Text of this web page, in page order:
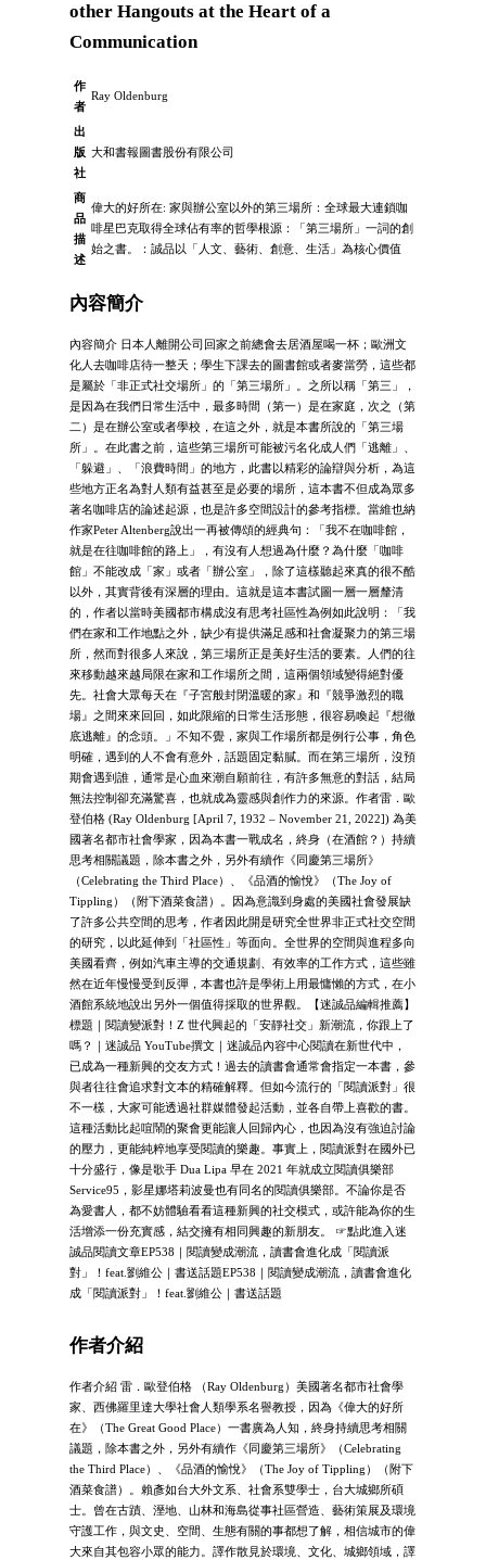
other Hangouts at the Heart of a
Communication
作
者
Ray Oldenburg
出
版
社
大和書報圖書股份有限公司
商
品
描
述
偉大的好所在: 家與辦公室以外的第三場所：全球最大連鎖咖
啡星巴克取得全球佔有率的哲學根源：「第三場所」一詞的創
始之書。：誠品以「人文、藝術、創意、生活」為核心價值
內容簡介
內容簡介 日本人離開公司回家之前總會去居酒屋喝一杯；歐洲文
化人去咖啡店待一整天；學生下課去的圖書館或者麥當勞，這些都
是屬於「非正式社交場所」的「第三場所」。之所以稱「第三」，
是因為在我們日常生活中，最多時間（第一）是在家庭，次之（第
二）是在辦公室或者學校，在這之外，就是本書所說的「第三場
所」。在此書之前，這些第三場所可能被污名化成人們「逃離」、
「躲避」、「浪費時間」的地方，此書以精彩的論辯與分析，為這
些地方正名為對人類有益甚至是必要的場所，這本書不但成為眾多
著名咖啡店的論述起源，也是許多空間設計的參考指標。當維也納
作家Peter Altenberg說出一再被傳頌的經典句：「我不在咖啡館，
就是在往咖啡館的路上」，有沒有人想過為什麼？為什麼「咖啡
館」不能改成「家」或者「辦公室」，除了這樣聽起來真的很不酷
以外，其實背後有深層的理由。這就是這本書試圖一層一層釐清
的，作者以當時美國都市構成沒有思考社區性為例如此說明：「我
們在家和工作地點之外，缺少有提供滿足感和社會凝聚力的第三場
所，然而對很多人來說，第三場所正是美好生活的要素。人們的往
來移動越來越局限在家和工作場所之間，這兩個領域變得絕對優
先。社會大眾每天在『子宮般封閉溫暖的家』和『競爭激烈的職
場』之間來來回回，如此限縮的日常生活形態，很容易喚起『想徹
底逃離』的念頭。」不知不覺，家與工作場所都是例行公事，角色
明確，遇到的人不會有意外，話題固定黏膩。而在第三場所，沒預
期會遇到誰，通常是心血來潮自願前往，有許多無意的對話，結局
無法控制卻充滿驚喜，也就成為靈感與創作力的來源。作者雷．歐
登伯格 (Ray Oldenburg [April 7, 1932 – November 21, 2022]) 為美
國著名都市社會學家，因為本書一戰成名，終身（在酒館？）持續
思考相關議題，除本書之外，另外有續作《同慶第三場所》
（Celebrating the Third Place）、《品酒的愉悅》（The Joy of
Tippling）（附下酒菜食譜）。因為意識到身處的美國社會發展缺
了許多公共空間的思考，作者因此開是研究全世界非正式社交空間
的研究，以此延伸到「社區性」等面向。全世界的空間與進程多向
美國看齊，例如汽車主導的交通規劃、有效率的工作方式，這些雖
然在近年慢慢受到反彈，本書也許是學術上用最慵懶的方式，在小
酒館系統地說出另外一個值得採取的世界觀。【迷誠品編輯推薦】
標題｜閱讀變派對！Z 世代興起的「安靜社交」新潮流，你跟上了
嗎？｜迷誠品 YouTube撰文｜迷誠品內容中心閱讀在新世代中，
已成為一種新興的交友方式！過去的讀書會通常會指定一本書，參
與者往往會追求對文本的精確解釋。但如今流行的「閱讀派對」很
不一樣，大家可能透過社群媒體發起活動，並各自帶上喜歡的書。
這種活動比起喧鬧的聚會更能讓人回歸內心，也因為沒有強迫討論
的壓力，更能純粹地享受閱讀的樂趣。事實上，閱讀派對在國外已
十分盛行，像是歌手 Dua Lipa 早在 2021 年就成立閱讀俱樂部
Service95，影星娜塔莉波曼也有同名的閱讀俱樂部。不論你是否
為愛書人，都不妨體驗看看這種新興的社交模式，或許能為你的生
活增添一份充實感，結交擁有相同興趣的新朋友。 ☞點此進入迷
誠品閱讀文章EP538｜閱讀變成潮流，讀書會進化成「閱讀派
對」！feat.劉維公｜書送話題EP538｜閱讀變成潮流，讀書會進化
成「閱讀派對」！feat.劉維公｜書送話題
作者介紹
作者介紹 雷．歐登伯格 （Ray Oldenburg）美國著名都市社會學
家、西佛羅里達大學社會人類學系名譽教授，因為《偉大的好所
在》（The Great Good Place）一書廣為人知，終身持續思考相關
議題，除本書之外，另外有續作《同慶第三場所》（Celebrating
the Third Place）、《品酒的愉悅》（The Joy of Tippling）（附下
酒菜食譜）。賴彥如台大外文系、社會系雙學士，台大城鄉所碩
士。曾在古蹟、溼地、山林和海島從事社區營造、藝術策展及環境
守護工作，與文史、空間、生態有關的事都想了解，相信城市的偉
大來自其包容小眾的能力。譯作散見於環境、文化、城鄉領域，譯